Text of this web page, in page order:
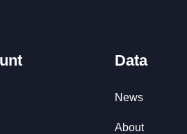
Data
News
About